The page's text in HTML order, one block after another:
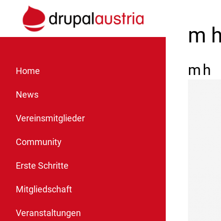
Home
News
Vereinsmitglieder
Community
Erste Schritte
Mitgliedschaft
Veranstaltungen
m
m h